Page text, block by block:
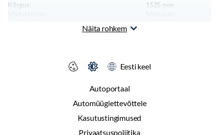
Kõrgus:
1525 mm
Massid, haagis, teljevaheNäita rohkem
Autoportaal
Automüügiettevõttele
Kasutustingimused
Privaatsuspoliitika
Eesti keel